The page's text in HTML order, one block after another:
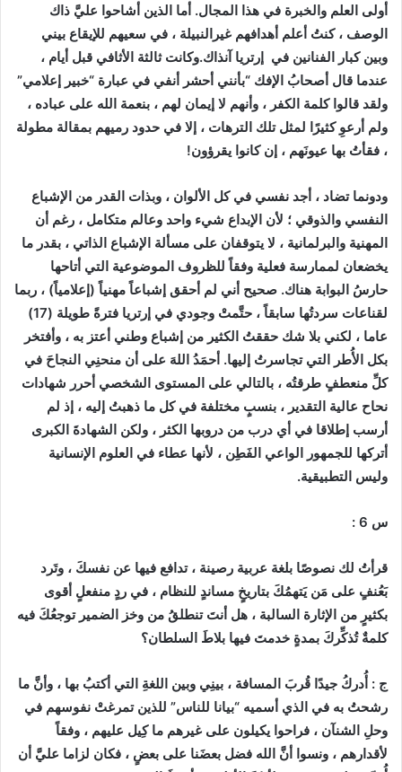
أولى العلم والخبرة في هذا المجال. أما الذين أشاحوا عليَّ ذاك
الوصف ، كنتُ أعلم أهدافهم غيرالنبيلة ، في سعيهم للإيقاع بيني
وبين كبار الفنانين في إرتريا آنذاك.وكانت ثالثة الأثافي قبل أيام ،
عندما قال أصحابُ الإفك “بأنني أحشر أنفي في عبارة “خبير إعلامي”
ولقد قالوا كلمة الكفر ، وأنهم لا إيمان لهم ، بنعمة الله على عباده ،
ولم أرعوِ كثيرًا لمثل تلك الترهات ، إلا في حدود رميهم بمقالة مطولة
، فقأتُ بها عيونَهم ، إن كانوا يقرؤون!
ودونما تضاد ، أجد نفسي في كل الألوان ، وبذات القدر من الإشباع
النفسي والذوقي ؛ لأن الإبداع شيء واحد وعالم متكامل ، رغم أن
المهنية والبرلمانية ، لا يتوقفان على مسألة الإشباع الذاتي ، بقدر ما
يخضعان لممارسة فعلية وفقاً للظروف الموضوعية التي أتاحها
حارسُ البوابة هناك. صحيح أني لم أحقق إشباعاً مهنياً (إعلامياً) ، ربما
لقناعات سردتُها سابقاً ، حتَّمتْ وجودي في إرتريا فترةً طويلة (17)
عاما ، لكني بلا شك حققتُ الكثير من إشباع وطني أعتز به ، وأفتخر
بكل الأُطر التي تجاسرتُ إليها. أحمَدُ اللهَ على أن منحنِي النجاحَ في
كلِّ منعطفٍ طرقتُه ، بالتالي على المستوى الشخصي أحرر شهادات
نحاح عالية التقدير ، بنسبٍ مختلفة في كل ما ذهبتُ إليه ، إذ لم
أرسب إطلاقا في أي درب من دروبها الكثر ، ولكن الشهادةَ الكبرى
أتركها للجمهور الواعي الفَطِن ، لأنها عطاء في العلوم الإنسانية
وليس التطبيقية.
س 6 :
قرأتُ لك نصوصًا بلغة عربية رصينة ، تدافع فيها عن نفسكَ ، وتَرد
بَعُنفٍ على مَن يَتهمُكَ بتاريخٍ مساندٍ للنظام ، في ردٍ منفعلٍ أقوى
بكثيرٍ من الإثارة السالبة ، هل أنتَ تنطلقُ من وخز الضمير توجعُكَ فيه
كلمةٌ تُذكِّركَ بمدةٍ خدمتَ فيها بلاطَ السلطان؟
ج : أُدركُ جيدًا قُربَ المسافة ، بينِي وبين اللغةِ التي أكتبُ بها ، وأنَّ ما
رشحتُ به في الذي أسميه “بيانا للناس” للذين تمرغتْ نفوسهم في
وحلِ الشنآن ، فراحوا يكيلون على غيرهم ما كِيل عليهم ، وفقاً
لأقدارهم ، ونسوا أنَّ الله فضل بعضَنا على بعضٍ ، فكان لزاما عليَّ أن